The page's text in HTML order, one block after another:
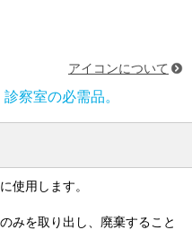
アイコンについて
察室の必需品。
使用します。
みを取り出し、廃棄すること